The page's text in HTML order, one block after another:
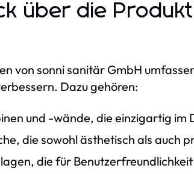
über die
von sonni sanitär GmbH
Dazu gehören:
und -wände, die einzigartig im
die sowohl ästhetisch als auch
die für